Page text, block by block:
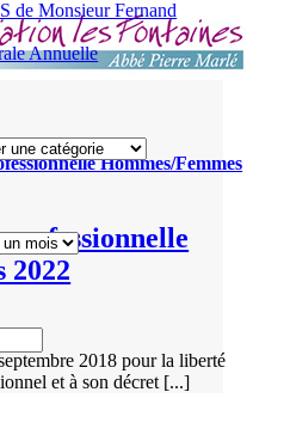
Hommes/Femmes
2022
2018 pour la liberté
et à son décret [...]
de Monsieur Fernand
Annuelle